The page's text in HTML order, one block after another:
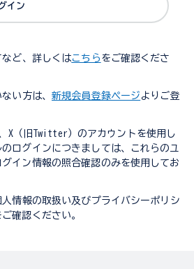
イン
ど、詳しくはこちら をご確認くださ
い方は、 新規会員登録ページ よりご登
X（旧Twitter）のアカウントを使用し
ログインにつきましては、これらのユ
イン情報の照合確認のみを使用してお
情報の取扱い及びプライバシーポリシ
ご確認ください。